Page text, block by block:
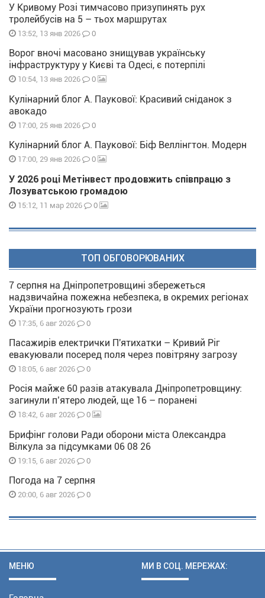
У Кривому Розі тимчасово призупинять рух
тролейбусів на 5 – тьох маршрутах
13:52, 13 янв 2026 0
Ворог вночі масовано знищував українську
інфраструктуру у Києві та Одесі, є потерпілі
10:54, 13 янв 2026 0
Кулінарний блог А. Паукової: Красивий сніданок з
авокадо
17:00, 25 янв 2026 0
Кулінарний блог А. Паукової: Біф Веллінгтон. Модерн
17:00, 29 янв 2026 0
У 2026 році Метінвест продовжить співпрацю з
Лозуватською громадою
15:12, 11 мар 2026 0
ТОП ОБГОВОРЮВАНИХ
7 серпня на Дніпропетровщині збережеться
надзвичайна пожежна небезпека, в окремих регіонах
України прогнозують грози
17:35, 6 авг 2026 0
Пасажирів електрички П'ятихатки – Кривий Ріг
евакуювали посеред поля через повітряну загрозу
18:05, 6 авг 2026 0
Росія майже 60 разів атакувала Дніпропетровщину:
загинули п’ятеро людей, ще 16 – поранені
18:42, 6 авг 2026 0
Брифінг голови Ради оборони міста Олександра
Вілкула за підсумками 06 08 26
19:15, 6 авг 2026 0
Погода на 7 серпня
20:00, 6 авг 2026 0
МЕНЮ МИ В СОЦ. МЕРЕЖАХ: